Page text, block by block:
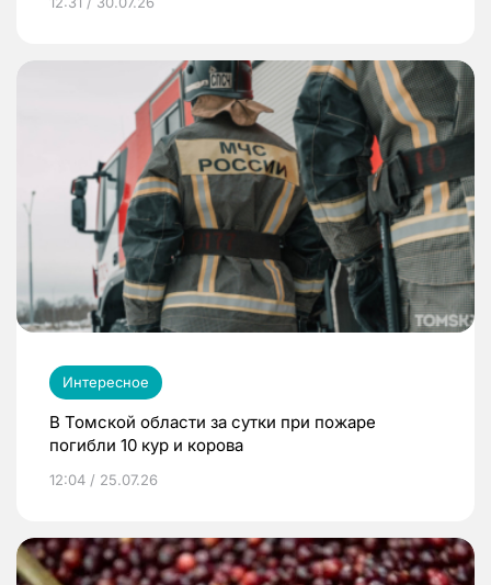
Интересное
В Томской области за сутки при пожаре
погибли 10 кур и корова
12:04 / 25.07.26